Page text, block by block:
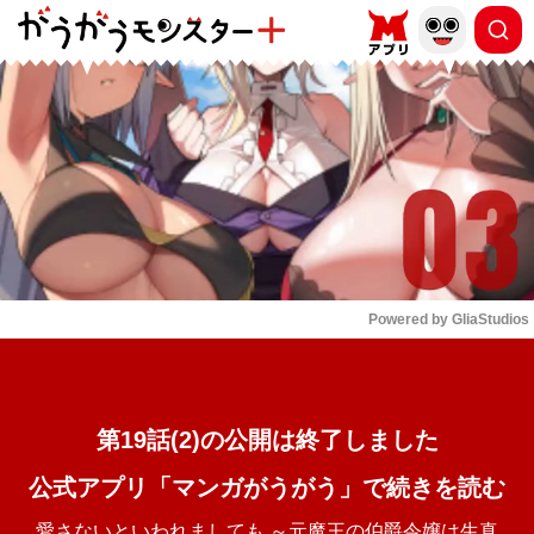
もっと読む
Powered by GliaStudios
第19話(2)の公開は終了しました
公式アプリ「マンガがうがう」で続きを読む